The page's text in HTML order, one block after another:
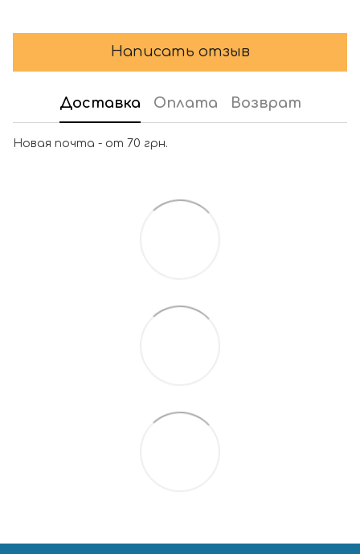
Написать отзыв
Доставка Оплата Возврат
Новая почта - от 70 грн.